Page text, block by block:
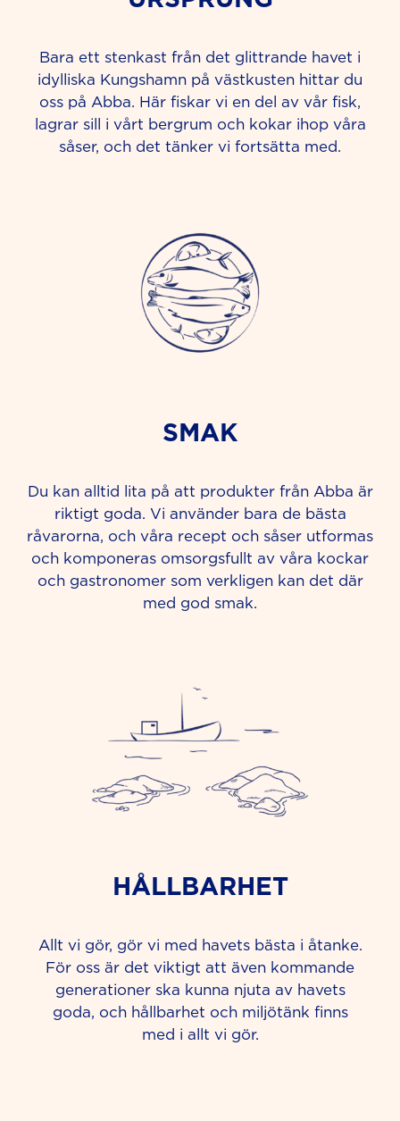
Bara ett stenkast från det glittrande havet i
idylliska Kungshamn på västkusten hittar du
oss på Abba. Här fiskar vi en del av vår fisk,
lagrar sill i vårt bergrum och kokar ihop våra
såser, och det tänker vi fortsätta med.
SMAK
Du kan alltid lita på att produkter från Abba är
riktigt goda. Vi använder bara de bästa
råvarorna, och våra recept och såser utformas
och komponeras omsorgsfullt av våra kockar
och gastronomer som verkligen kan det där
med god smak.
HÅLLBARHET
Allt vi gör, gör vi med havets bästa i åtanke.
För oss är det viktigt att även kommande
generationer ska kunna njuta av havets
goda, och hållbarhet och miljötänk finns
med i allt vi gör.